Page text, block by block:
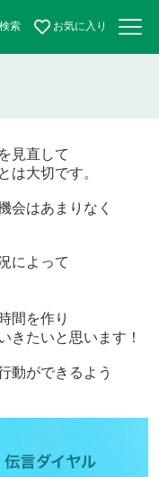
索 お気に入り
見直して
は大切です。
会はあまりなく
によって
間を作り
きたいと思います！
動ができるよう